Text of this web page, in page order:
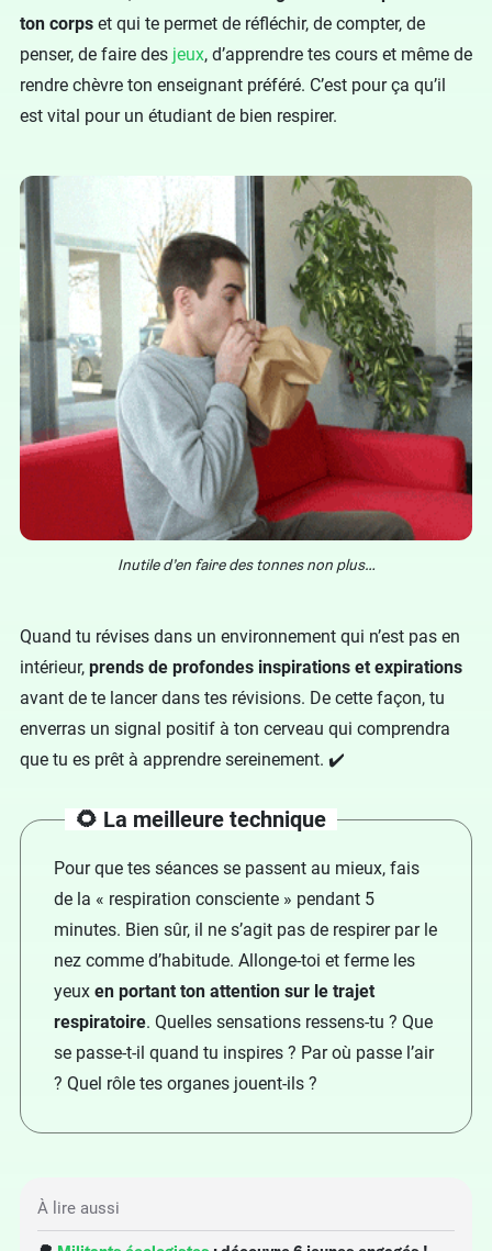
ton corps et qui te permet de réfléchir, de compter, de
penser, de faire des jeux, d’apprendre tes cours et même de
rendre chèvre ton enseignant préféré. C’est pour ça qu’il
est vital pour un étudiant de bien respirer.
Inutile d’en faire des tonnes non plus…
Quand tu révises dans un environnement qui n’est pas en
intérieur, prends de profondes inspirations et expirations
avant de te lancer dans tes révisions. De cette façon, tu
enverras un signal positif à ton cerveau qui comprendra
que tu es prêt à apprendre sereinement. ✔️
🌻 La meilleure technique
Pour que tes séances se passent au mieux, fais
de la « respiration consciente » pendant 5
minutes. Bien sûr, il ne s’agit pas de respirer par le
nez comme d’habitude. Allonge-toi et ferme les
yeux en portant ton attention sur le trajet
respiratoire. Quelles sensations ressens-tu ? Que
se passe-t-il quand tu inspires ? Par où passe l’air
? Quel rôle tes organes jouent-ils ?
À lire aussi